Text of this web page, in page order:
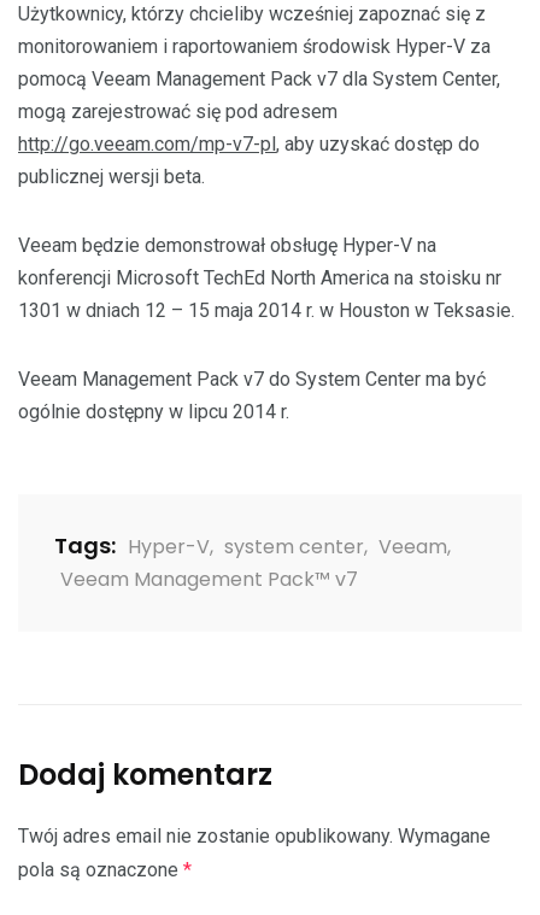
Użytkownicy, którzy chcieliby wcześniej zapoznać się z
monitorowaniem i raportowaniem środowisk Hyper-V za
pomocą Veeam Management Pack v7 dla System Center,
mogą zarejestrować się pod adresem
http://go.veeam.com/mp-v7-pl, aby uzyskać dostęp do
publicznej wersji beta.
Veeam będzie demonstrował obsługę Hyper-V na
konferencji Microsoft TechEd North America na stoisku nr
1301 w dniach 12 – 15 maja 2014 r. w Houston w Teksasie.
Veeam Management Pack v7 do System Center ma być
ogólnie dostępny w lipcu 2014 r.
Tags: Hyper-V, system center, Veeam,
Veeam Management Pack™ v7
Dodaj komentarz
Twój adres email nie zostanie opublikowany. Wymagane
pola są oznaczone *